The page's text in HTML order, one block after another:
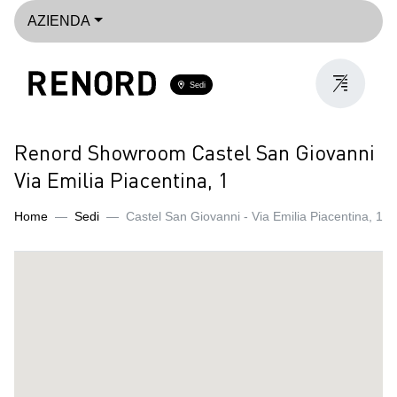
AZIENDA
Sedi
Renord Showroom Castel San Giovanni
Via Emilia Piacentina, 1
Home Sedi Castel San Giovanni - Via Emilia Piacentina, 1